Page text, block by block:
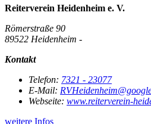
Reiterverein Heidenheim e. V.
Römerstraße 90
89522 Heidenheim -
Kontakt
Telefon: 7321 - 23077
E-Mail:
Webseite: www.reiterverein-
weitere Infos